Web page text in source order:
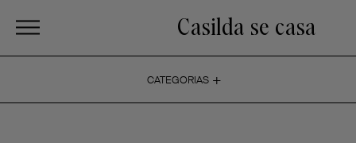
Casilda se casa
CATEGORIAS +